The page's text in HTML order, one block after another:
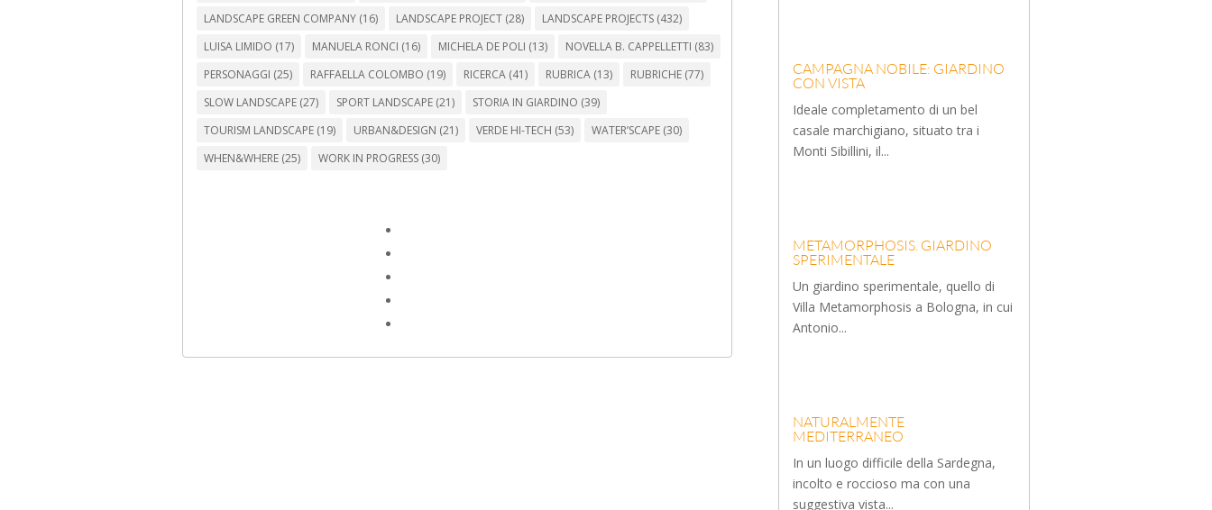
LANDSCAPE GREEN COMPANY(16) LANDSCAPE PROJECT(28) LANDSCAPE PROJECTS(432)
LUISA LIMIDO (17) MANUELA RONCI (16) MICHELA DE POLI (13) NOVELLA B. CAPPELLETTI (83)
PERSONAGGI (25) RAFFAELLA COLOMBO (19) RICERCA(41) RUBRICA(13) RUBRICHE(77)
SLOW LANDSCAPE(27) SPORT LANDSCAPE(21) STORIA IN GIARDINO (39)
TOURISM LANDSCAPE(19) URBAN&DESIGN (21) VERDE HI-TECH (53) WATER’SCAPE(30)
WHEN&WHERE(25) WORK IN PROGRESS(30)
CAMPAGNA NOBILE: GIARDINO
CON VISTA
Ideale completamento di un bel
casale marchigiano, situato tra i
Monti Sibillini, il...
METAMORPHOSIS. GIARDINO
SPERIMENTALE
Un giardino sperimentale, quello di
Villa Metamorphosis a Bologna, in cui
Antonio...
NATURALMENTE
MEDITERRANEO
In un luogo difficile della Sardegna,
incolto e roccioso ma con una
suggestiva vista...